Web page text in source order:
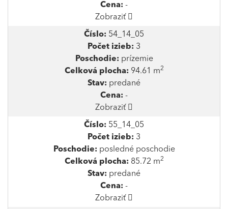
Cena: -
Zobraziť
Číslo: 54_14_05
Počet izieb: 3
Poschodie:prízemie
Celková plocha: 94.61 m2
Stav: predané
Cena: -
Zobraziť
Číslo: 55_14_05
Počet izieb: 3
Poschodie:posledné poschodie
Celková plocha: 85.72 m2
Stav: predané
Cena: -
Zobraziť